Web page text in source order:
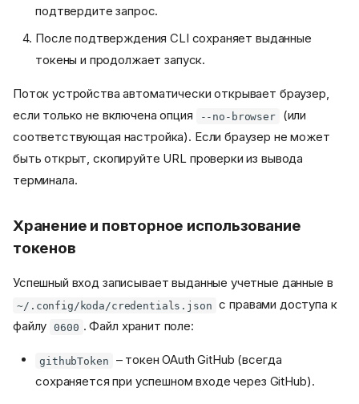
подтвердите запрос.
После подтверждения CLI сохраняет выданные
токены и продолжает запуск.
Поток устройства автоматически открывает браузер,
если только не включена опция
--no-browser
(или
соответствующая настройка). Если браузер не может
быть открыт, скопируйте URL проверки из вывода
терминала.
Хранение и повторное использование
токенов
Успешный вход записывает выданные учетные данные в
~/.config/koda/credentials.json с правами доступа к
файлу
0600 . Файл хранит поле:
githubToken
– токен OAuth GitHub (всегда
сохраняется при успешном входе через GitHub).